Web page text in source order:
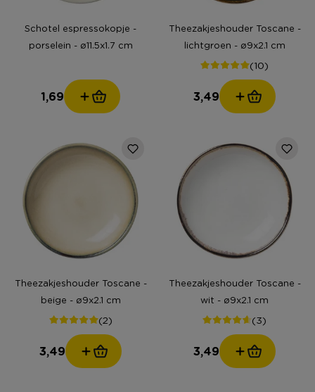
Schotel espressokopje -
porselein - ø11.5x1.7 cm
1,69
Theezakjeshouder Toscane -
lichtgroen - ø9x2.1 cm
(10)
3,49
Theezakjeshouder Toscane -
beige - ø9x2.1 cm
(2)
3,49
Theezakjeshouder Toscane -
wit - ø9x2.1 cm
(3)
3,49